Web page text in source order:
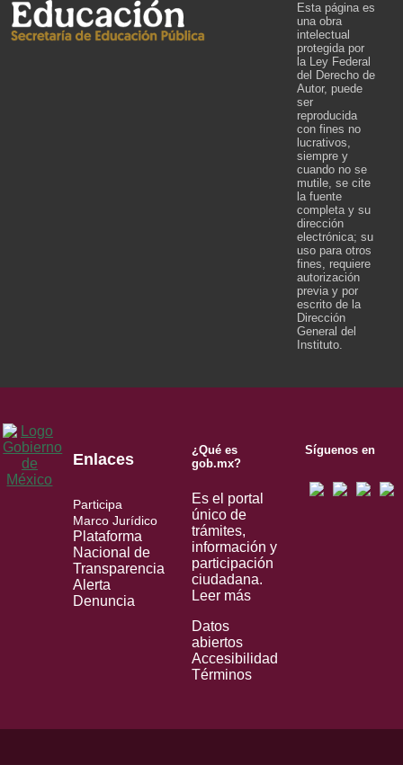
Esta página es
una obra
intelectual
protegida por
la Ley Federal
del Derecho de
Autor, puede
ser
reproducida
con fines no
lucrativos,
siempre y
cuando no se
mutile, se cite
la fuente
completa y su
dirección
electrónica; su
uso para otros
fines, requiere
autorización
previa y por
escrito de la
Dirección
General del
Instituto.
Enlaces
Participa
Marco Jurídico
Plataforma
Nacional de
Transparencia
Alerta
Denuncia
¿Qué es
gob.mx?
Es el portal
único de
trámites,
información y
participación
ciudadana.
Leer más
Datos
abiertos
Accesibilidad
Términos
Síguenos en